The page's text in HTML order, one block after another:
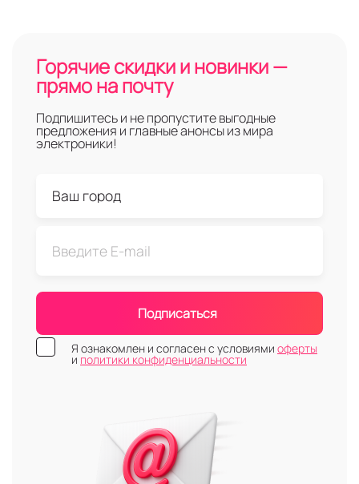
Горячие скидки и новинки —
прямо на почту
Подпишитесь и не пропустите выгодные
предложения и главные анонсы из мира
электроники!
Подписаться
Я ознакомлен и согласен с условиями оферты
и политики конфиденциальности